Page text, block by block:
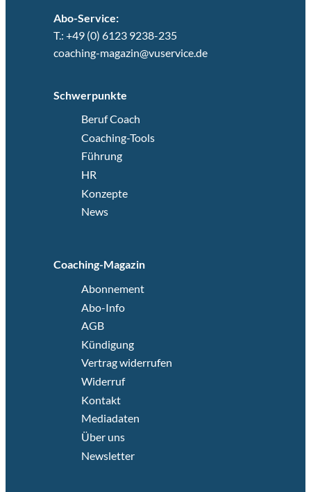
Abo-Service:
T.: +49 (0) 6123 9238-235
coaching-magazin@vuservice.de
Schwerpunkte
Beruf Coach
Coaching-Tools
Führung
HR
Konzepte
News
Coaching-Magazin
Abonnement
Abo-Info
AGB
Kündigung
Vertrag widerrufen
Widerruf
Kontakt
Mediadaten
Über uns
Newsletter